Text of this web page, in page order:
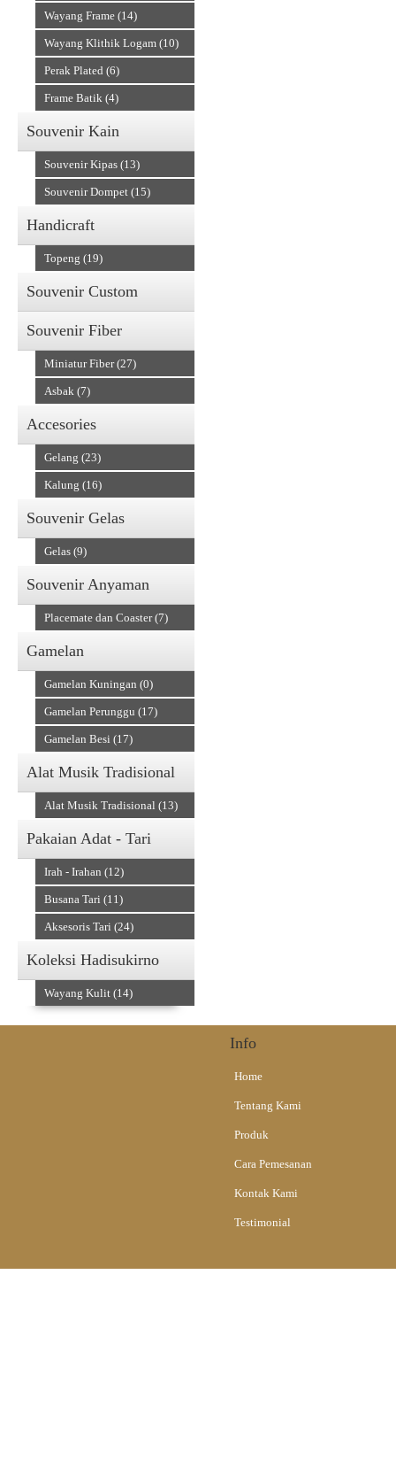
Wayang Frame (14)
Wayang Klithik Logam (10)
Perak Plated (6)
Frame Batik (4)
Souvenir Kain
Souvenir Kipas (13)
Souvenir Dompet (15)
Handicraft
Topeng (19)
Souvenir Custom
Souvenir Fiber
Miniatur Fiber (27)
Asbak (7)
Accesories
Gelang (23)
Kalung (16)
Souvenir Gelas
Gelas (9)
Souvenir Anyaman
Placemate dan Coaster (7)
Gamelan
Gamelan Kuningan (0)
Gamelan Perunggu (17)
Gamelan Besi (17)
Alat Musik Tradisional
Alat Musik Tradisional (13)
Pakaian Adat - Tari
Irah - Irahan (12)
Busana Tari (11)
Aksesoris Tari (24)
Koleksi Hadisukirno
Wayang Kulit (14)
Info
Home
Tentang Kami
Produk
Cara Pemesanan
Kontak Kami
Testimonial